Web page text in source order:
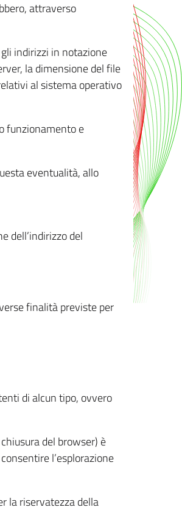
attraverso
indirizzi in notazione
la dimensione del file
al sistema operativo
funzionamento e
eventualità, allo
dell’indirizzo del
finalità previste per
di alcun tipo, ovvero
del browser) è
l’esplorazione
la riservatezza della